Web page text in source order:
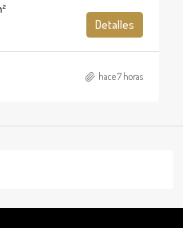
Detalles
hace 7 horas